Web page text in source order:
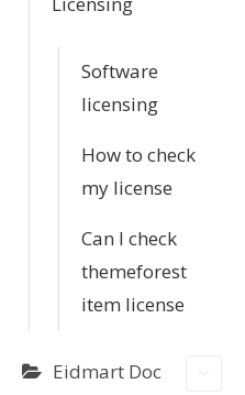
Software
licensing
How to check
my license
Can I check
themeforest
item license
Eidmart Doc